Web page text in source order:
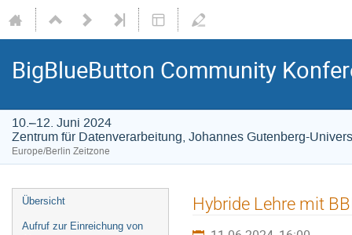
BigBlueButton Community
10.–12. Juni 2024
Zentrum für Datenverarbeitung, Johannes Gutenberg-
Europe/Berlin Zeitzone
Veranstaltungsmenü
Übersicht
Aufruf zur Einreichung von
Hybride Lehre mit